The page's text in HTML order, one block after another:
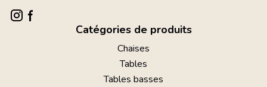
Catégories de produits
Chaises
Tables
Tables basses